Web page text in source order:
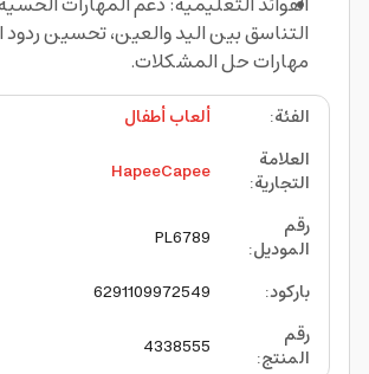
التناسق بين اليد والعين، تحسين ردود
مهارات حل المشكلات.
الفئة:
ألعاب أطفال
العلامة
التجارية:
HapeeCapee
رقم
الموديل:
PL6789
باركود:
6291109972549
رقم
المنتج:
4338555